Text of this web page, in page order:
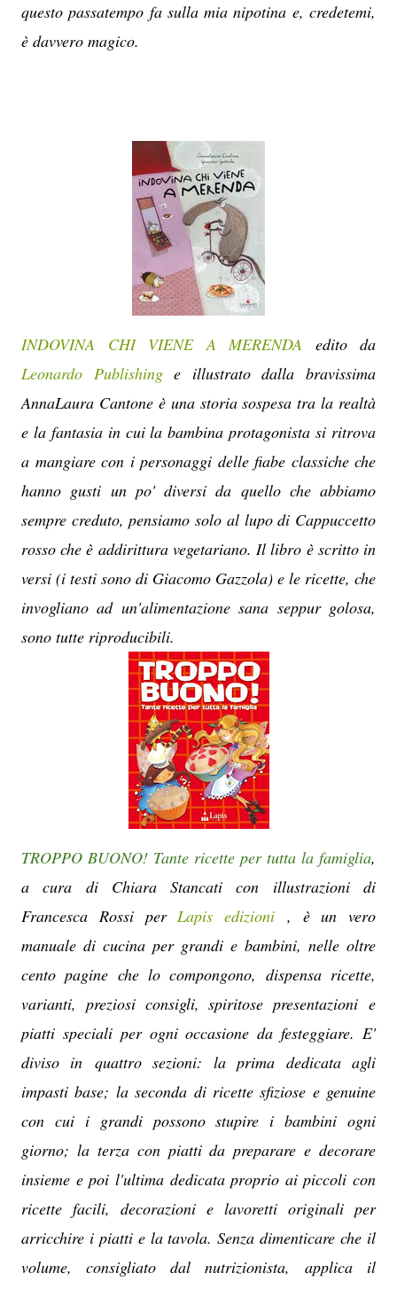
questo passatempo fa sulla mia nipotina e, credetemi,
è davvero magico.
INDOVINA CHI VIENE A MERENDA edito da
Leonardo Publishinge illustrato dalla bravissima
AnnaLaura Cantone è una storia sospesa tra la realtà
e la fantasia in cui la bambina protagonista si ritrova
a mangiare con i personaggi delle fiabe classiche che
hanno gusti un po' diversi da quello che abbiamo
sempre creduto, pensiamo solo al lupo di Cappuccetto
rosso che è addirittura vegetariano. Il libro è scritto in
versi (i testi sono di Giacomo Gazzola) e le ricette, che
invogliano ad un'alimentazione sana seppur golosa,
sono tutte riproducibili.
TROPPO BUONO! Tante ricette per tutta la famiglia,
a cura di Chiara Stancati con illustrazioni di
Francesca Rossi perLapis edizioni , è un vero
manuale di cucina per grandi e bambini, nelle oltre
cento pagine che lo compongono, dispensa ricette,
varianti, preziosi consigli, spiritose presentazioni e
piatti speciali per ogni occasione da festeggiare. E'
diviso in quattro sezioni: la prima dedicata agli
impasti base; la seconda di ricette sfiziose e genuine
con cui i grandi possono stupire i bambini ogni
giorno; la terza con piatti da preparare e decorare
insieme e poi l'ultima dedicata proprio ai piccoli con
ricette facili, decorazioni e lavoretti originali per
arricchire i piatti e la tavola. Senza dimenticare che il
volume, consigliato dal nutrizionista, applica il